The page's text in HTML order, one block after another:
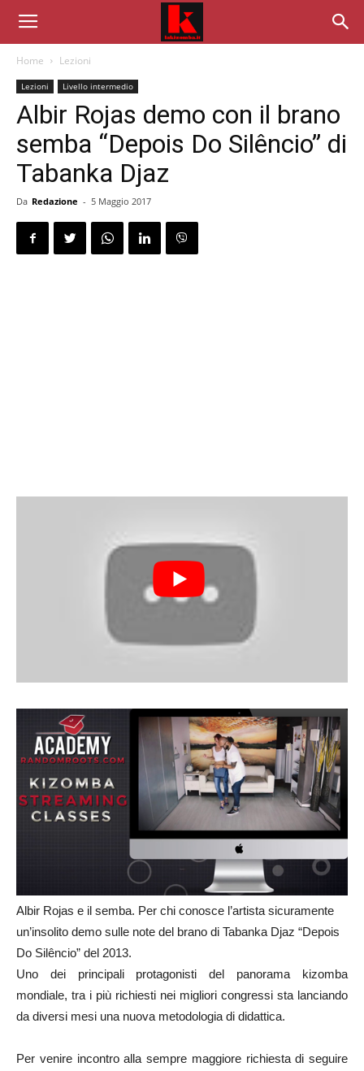
Home Lezioni
Lezioni Livello intermedio
Albir Rojas demo con il brano
semba “Depois Do Silêncio” di
Tabanka Djaz
Da Redazione - 5 Maggio 2017
Albir Rojas e il semba. Per chi conosce l’artista sicuramente
un’insolito demo sulle note del brano di Tabanka Djaz “Depois
Do Silêncio” del 2013.
Uno dei principali protagonisti del panorama kizomba
mondiale, tra i più richiesti nei migliori congressi sta lanciando
da diversi mesi una nuova metodologia di didattica.
Per venire incontro alla sempre maggiore richiesta di seguire